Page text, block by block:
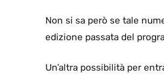
Non si sa però se tale
edizione passata del
Un’altra possibilità per